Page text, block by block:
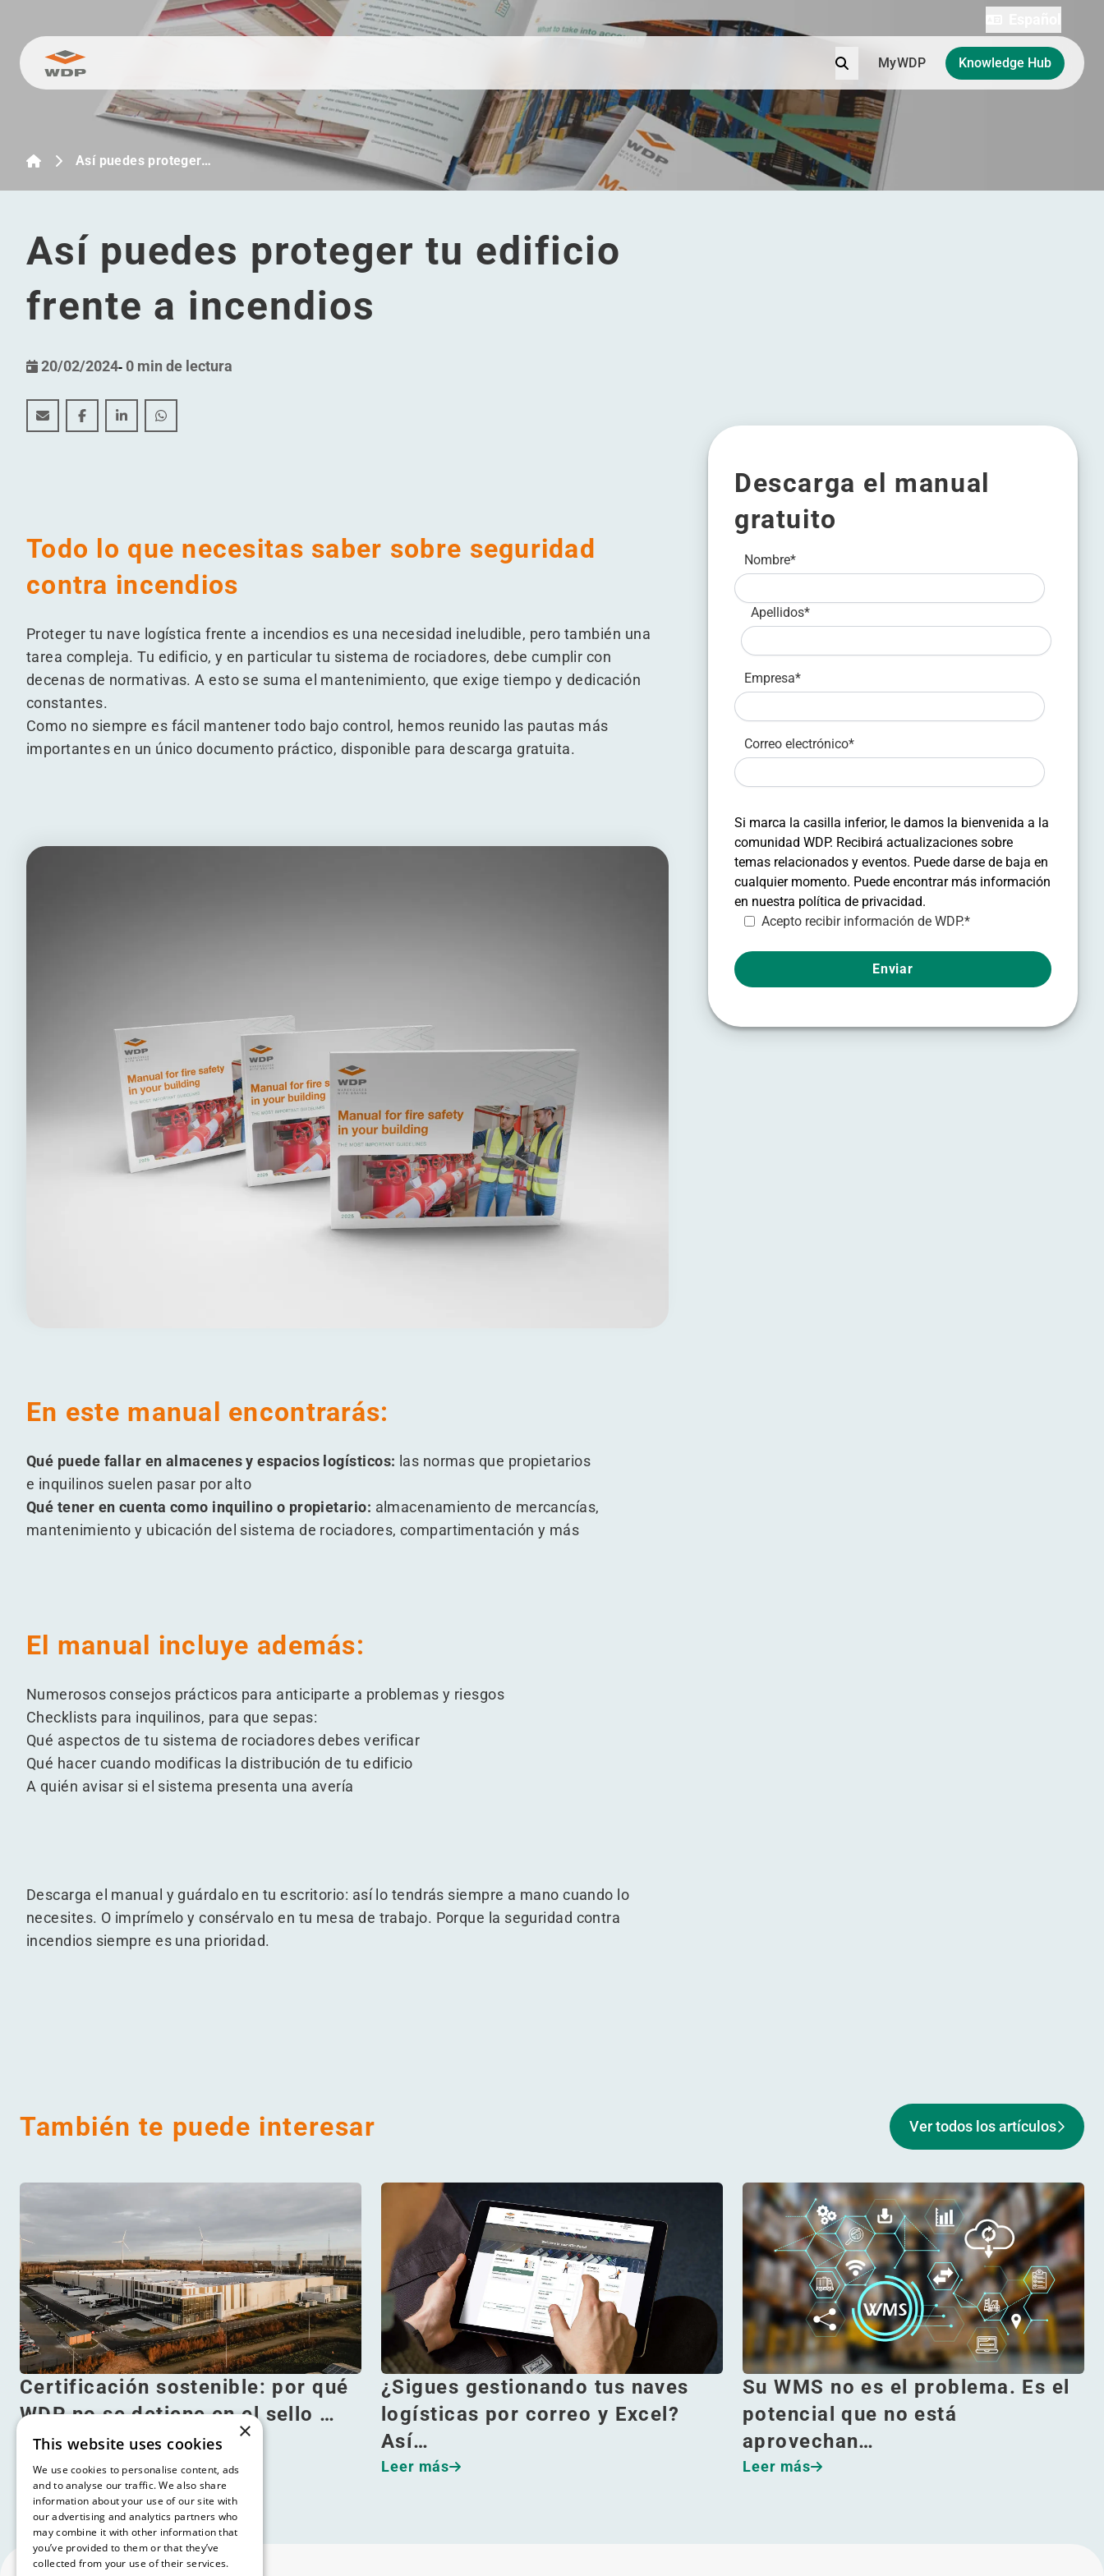
Ir al contenido
Buscar
MyWDP Knowledge Hub
Así puedes proteger…
Así puedes proteger tu edificio
frente a incendios
20/02/2024- 0 min de lectura
Así puedes proteger tu edificio frente a incendios
Así puedes proteger tu edificio frente a incendios
Así puedes proteger tu edificio frente a incendios
Así puedes proteger tu edificio frente a incendios
Todo lo que necesitas saber sobre seguridad
contra incendios
Proteger tu nave logística frente a incendios es una necesidad ineludible, pero también una
tarea compleja. Tu edificio, y en particular tu sistema de rociadores, debe cumplir con
decenas de normativas. A esto se suma el mantenimiento, que exige tiempo y dedicación
constantes.
Como no siempre es fácil mantener todo bajo control, hemos reunido las pautas más
importantes en un único documento práctico, disponible para descarga gratuita.
En este manual encontrarás:
Qué puede fallar en almacenes y espacios logísticos: las normas que propietarios
e inquilinos suelen pasar por alto
Qué tener en cuenta como inquilino o propietario: almacenamiento de mercancías,
mantenimiento y ubicación del sistema de rociadores, compartimentación y más
El manual incluye además:
Numerosos consejos prácticos para anticiparte a problemas y riesgos
Checklists para inquilinos, para que sepas:
Qué aspectos de tu sistema de rociadores debes verificar
Qué hacer cuando modificas la distribución de tu edificio
A quién avisar si el sistema presenta una avería
Descarga el manual y guárdalo en tu escritorio: así lo tendrás siempre a mano cuando lo
necesites. O imprímelo y consérvalo en tu mesa de trabajo. Porque la seguridad contra
incendios siempre es una prioridad.
Descarga el manual
gratuito
Nombre*
Apellidos*
Empresa*
Correo electrónico*
Si marca la casilla inferior, le damos la bienvenida a la
comunidad WDP. Recibirá actualizaciones sobre
temas relacionados y eventos. Puede darse de baja en
cualquier momento. Puede encontrar más información
en nuestra política de privacidad.
Acepto recibir información de WDP.*
También te puede interesar Ver todos los artículos
Certificación sostenible: por qué
WDP no se detiene en el sello …
Leer más
¿Sigues gestionando tus naves
logísticas por correo y Excel?
Así…
Leer más
Su WMS no es el problema. Es el
potencial que no está
aprovechan…
Leer más
×
This website uses cookies
We use cookies to personalise content, ads
and to analyse our traffic. We also share
information about your use of our site with
our advertising and analytics partners who
may combine it with other information that
you’ve provided to them or that they’ve
collected from your use of their services.